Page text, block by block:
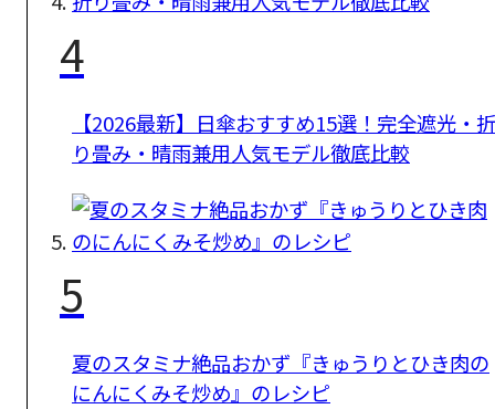
4
【2026最新】日傘おすすめ15選！完全遮光・折
り畳み・晴雨兼用人気モデル徹底比較
5
夏のスタミナ絶品おかず『きゅうりとひき肉の
にんにくみそ炒め』のレシピ